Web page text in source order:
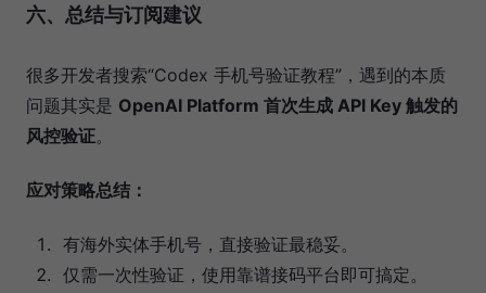
六、总结与订阅建议
很多开发者搜索“Codex 手机号验证教程”，遇到的本质
问题其实是 OpenAI Platform 首次生成 API Key 触发的
风控验证。
应对策略总结：
有海外实体手机号，直接验证最稳妥。
仅需一次性验证，使用靠谱接码平台即可搞定。